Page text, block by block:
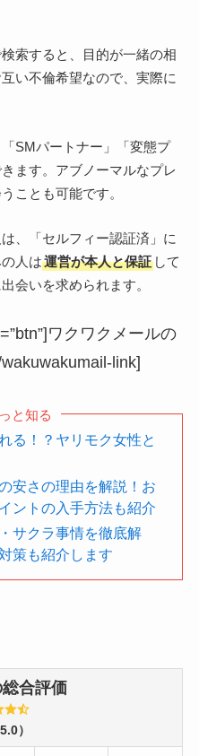
索すると、目的が一緒の相
い不倫希望なので、実際に
SMパートナー」「変態プ
ます。アブノーマルなプレ
ことも可能です。
、「セルフィー認証済」に
人は運営が本人と保証して
会いを求められます。
ワクワクメールの
link]
と知る
る！？ヤリモク女性と
安さの理由を解説！お
ントの入手方法も紹介
サクラ事情を徹底解
策も紹介します
合評価
）